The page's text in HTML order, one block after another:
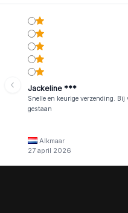
Jackeline ***
Snelle en keurige verzending.
gestaan
Alkmaar
27 april 2026